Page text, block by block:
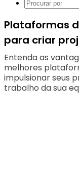
Plataformas
para criar
Entenda as
melhores
impulsionar seus
trabalho da sua